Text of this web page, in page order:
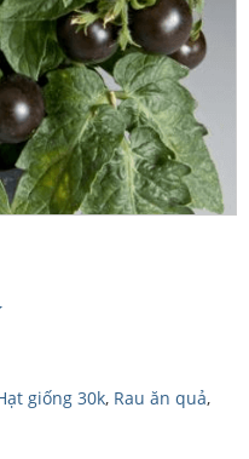
Khoảng
từgiống 30k, Rau ăn quả,